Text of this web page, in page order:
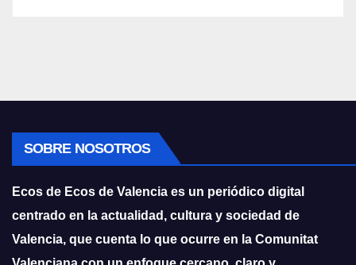
SOBRE NOSOTROS
Ecos de Ecos de Valencia es un periódico digital
centrado en la actualidad, cultura y sociedad de
Valencia, que cuenta lo que ocurre en la Comunitat